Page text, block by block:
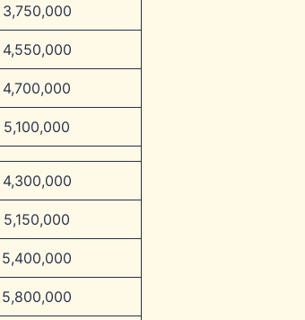
3,750,000
4,550,000
4,700,000
5,100,000
4,300,000
5,150,000
5,400,000
5,800,000